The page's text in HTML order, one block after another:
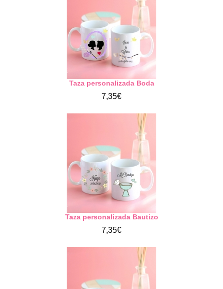
Taza personalizada Boda
7,35€
Taza personalizada Bautizo
7,35€